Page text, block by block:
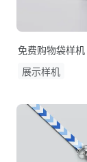
展示样机